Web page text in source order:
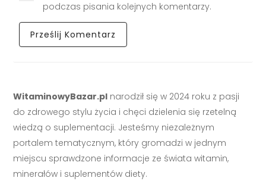
podczas pisania kolejnych komentarzy.
WitaminowyBazar.pl narodził się w 2024 roku z pasji
do zdrowego stylu życia i chęci dzielenia się rzetelną
wiedzą o suplementacji. Jesteśmy niezależnym
portalem tematycznym, który gromadzi w jednym
miejscu sprawdzone informacje ze świata witamin,
minerałów i suplementów diety.